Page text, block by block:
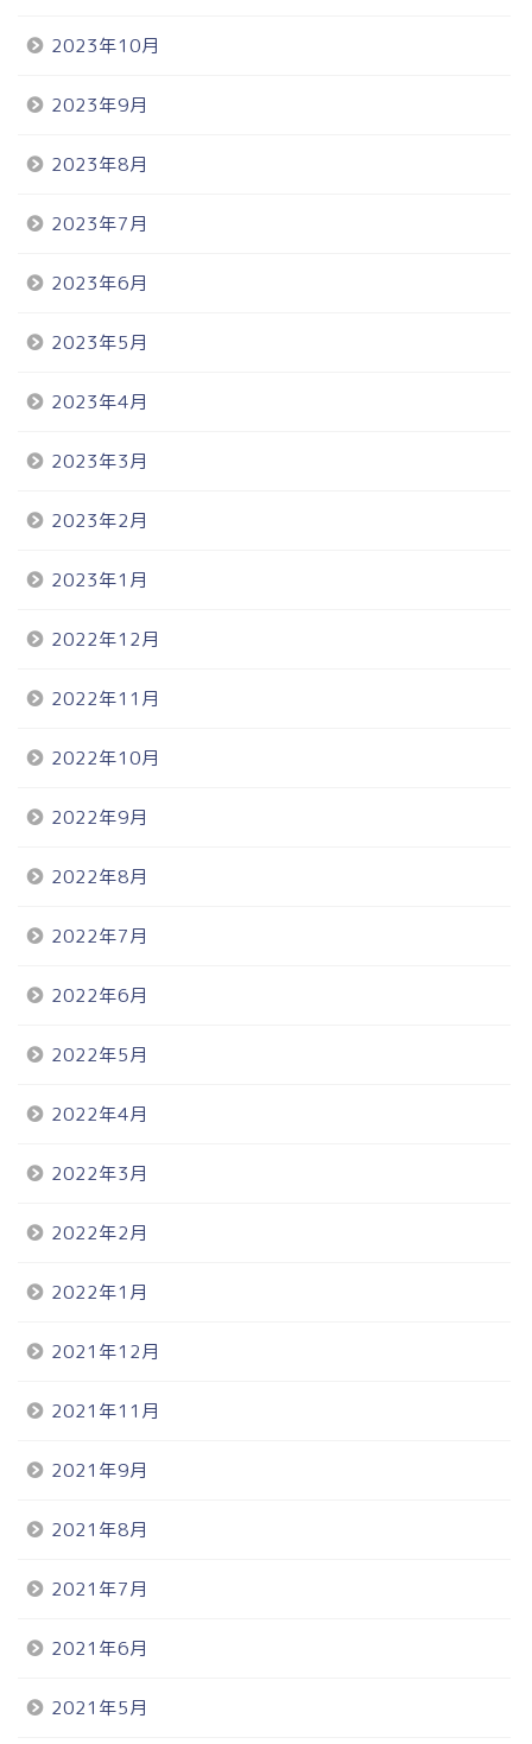
2023年10月
2023年9月
2023年8月
2023年7月
2023年6月
2023年5月
2023年4月
2023年3月
2023年2月
2023年1月
2022年12月
2022年11月
2022年10月
2022年9月
2022年8月
2022年7月
2022年6月
2022年5月
2022年4月
2022年3月
2022年2月
2022年1月
2021年12月
2021年11月
2021年9月
2021年8月
2021年7月
2021年6月
2021年5月